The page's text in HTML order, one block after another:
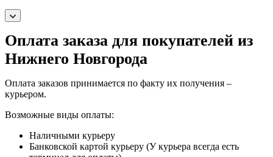
Оплата заказа для покупателей из
Нижнего Новгорода
Оплата заказов принимается по факту их получения –
курьером.
Возможные виды оплаты:
Наличными курьеру
Банковской картой курьеру (У курьера всегда есть